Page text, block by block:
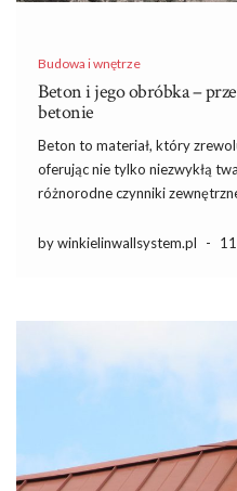
Budowa i wnętrze
Beton i jego obróbka –
betonie
Beton to materiał, który
oferując nie tylko niezwykłą
różnorodne czynniki
które wymagają odpowiednich
by winkielinwallsystem.pl -